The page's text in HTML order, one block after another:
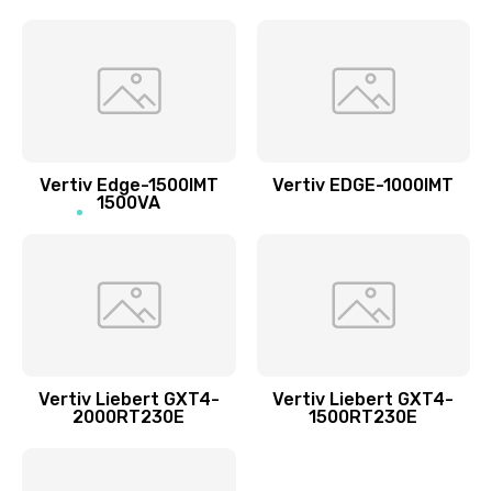
Vertiv Edge-1500IMT
1500VA
Vertiv EDGE-1000IMT
Vertiv Liebert GXT4-
2000RT230E
Vertiv Liebert GXT4-
1500RT230E